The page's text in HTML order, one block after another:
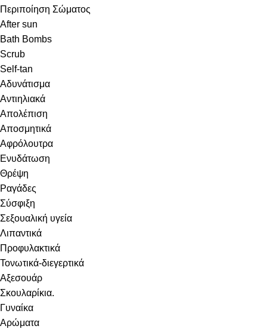
Περιποίηση Σώματος
After sun
Bath Bombs
Scrub
Self-tan
Αδυνάτισμα
Αντιηλιακά
Απολέπιση
Αποσμητικά
Αφρόλουτρα
Ενυδάτωση
Θρέψη
Ραγάδες
Σύσφιξη
Σεξουαλική υγεία
Λιπαντικά
Προφυλακτικά
Τονωτικά-διεγερτικά
Αξεσουάρ
Σκουλαρίκια.
Γυναίκα
Αρώματα